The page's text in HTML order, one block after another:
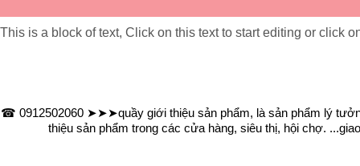
This is a block of text, Click on this text to start editing or click
☎ 0912502060 ➤➤➤quầy giới thiệu sản phẩm, là sản phẩm lý
thiệu sản phẩm trong các cửa hàng, siêu thị, hội chợ.